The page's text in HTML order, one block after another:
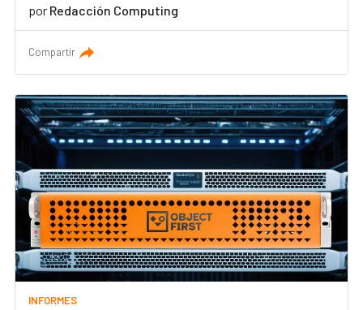
por Redacción Computing
Compartir
INFORMES